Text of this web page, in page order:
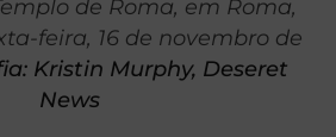
de Roma, em Roma,
feira, 16 de novembro de
Kristin Murphy, Deseret
News